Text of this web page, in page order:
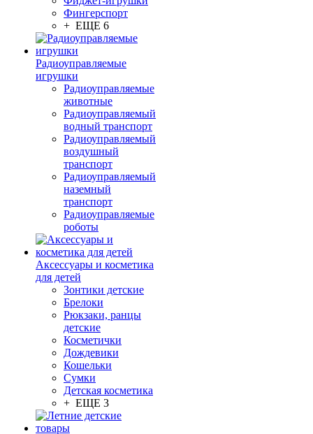
Фингерспорт
+ ЕЩЕ 6
Радиоуправляемые
игрушки
Радиоуправляемые
животные
Радиоуправляемый
водный транспорт
Радиоуправляемый
воздушный
транспорт
Радиоуправляемый
наземный
транспорт
Радиоуправляемые
роботы
Аксессуары и косметика
для детей
Зонтики детские
Брелоки
Рюкзаки, ранцы
детские
Косметички
Дождевики
Кошельки
Сумки
Детская косметика
+ ЕЩЕ 3